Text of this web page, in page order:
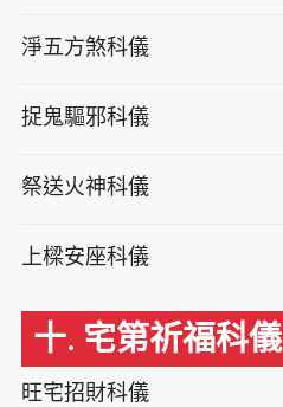
淨五方煞科儀
捉鬼驅邪科儀
祭送火神科儀
上樑安座科儀
十. 宅第祈福科儀
旺宅招財科儀